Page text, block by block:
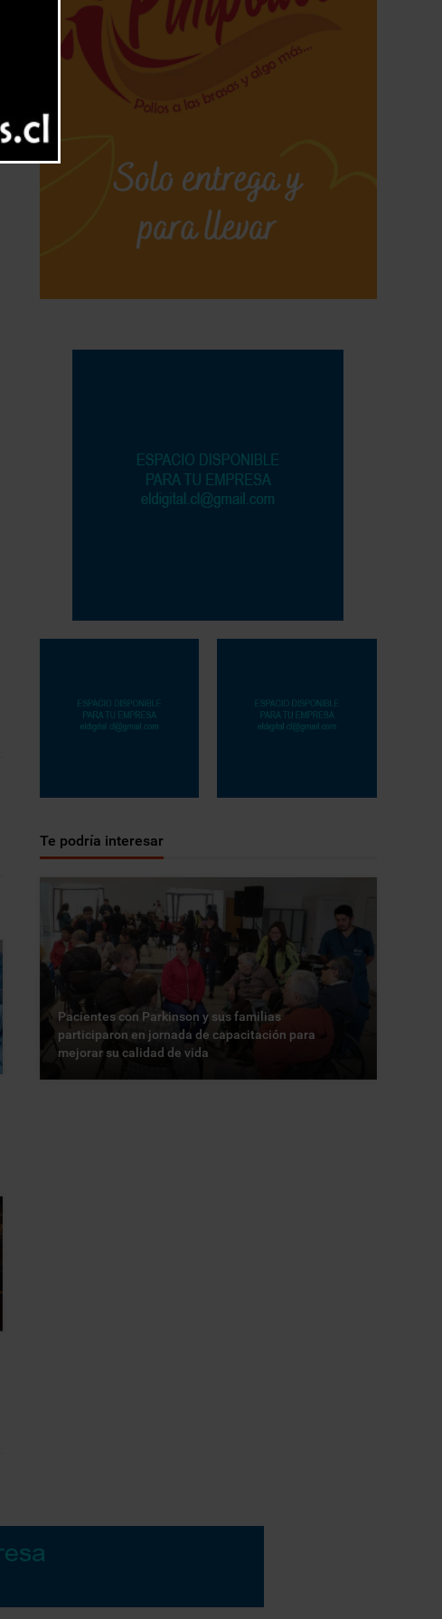
Te podría interesar
Pacientes con Parkinson y sus familias
participaron en jornada de capacitación para
mejorar su calidad de vida